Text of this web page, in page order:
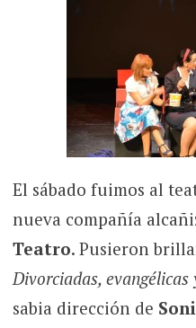
El sábado fuimos al
nueva compañía
Teatro. Pusieron
Divorciadas, evangélicas
sabia dirección de